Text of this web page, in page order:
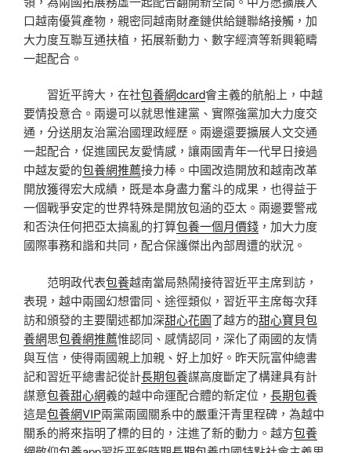
口越南優質產物，親密同越南財產鏈供給鏈聯絡接觸，加
大力度互聯互通扶植，拓展新動力、數字經濟等新興範疇
一起配合。
習近平誇大，在社包養網dcard會主義的航船上，中越
要情投意合。兩邊可以就思惟建黨、實際強黨加大力度交
通，分送朋友治黨治國理政經歷。兩邊還要擴展人文交通
一起配合，促進國民友愛情感，讓兩國青年一代早日接過
中越友愛的包養網推薦接力棒。中國改造開放和越南改革
開放獲得宏大成績，既是本身盡力奮斗的成果，也得益于
一個戰爭安定的世界特殊是開放包涵的亞太。兩邊要警戒
和否決任何把亞太搞亂的打算包養一個月價錢 ，加大力度
國際事務和諧和共同，配合保護傑出內部周遭的狀況。
范明政代表包養越南當局熱鬧接待習近平主席到訪，
表現，越中兩國幻想雷同、途徑類似，習近平主席每次拜
訪和頒發的主要闡述都加深甜心花園了越方的甜心寶貝包
養網思包養網推薦惟認同、感情認同，深化了兩國的友情
與互信，使得兩國親上加親、好上加好。昨天阮富仲總書
記和習近平總書記從計長期包養謀高度斷定了構建具有計
謀意包養甜心網義的越中命運配合體的新定位， 長期包養
這是包養網VIP兩黨兩國關系中的嚴重汗青里程碑，為越中
關系的將來指明了標的目的，注進了新的動力。越方包養